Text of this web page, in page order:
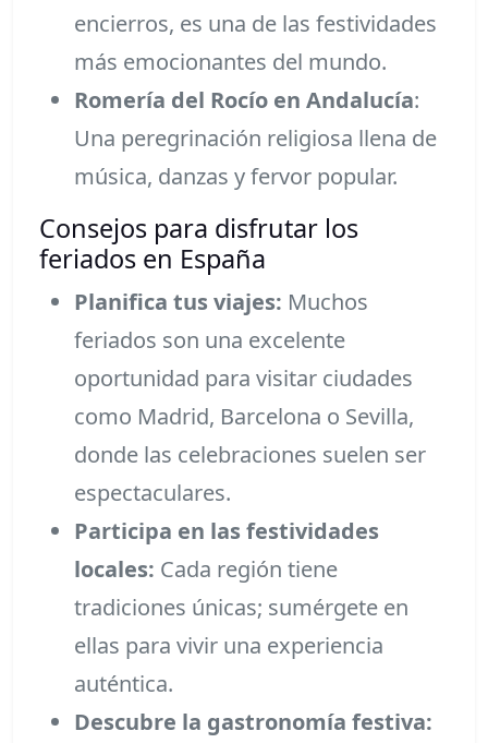
encierros, es una de las festividades
más emocionantes del mundo.
Romería del Rocío en Andalucía:
Una peregrinación religiosa llena de
música, danzas y fervor popular.
Consejos para disfrutar los
feriados en España
Planifica tus viajes: Muchos
feriados son una excelente
oportunidad para visitar ciudades
como Madrid, Barcelona o Sevilla,
donde las celebraciones suelen ser
espectaculares.
Participa en las festividades
locales: Cada región tiene
tradiciones únicas; sumérgete en
ellas para vivir una experiencia
auténtica.
Descubre la gastronomía festiva: